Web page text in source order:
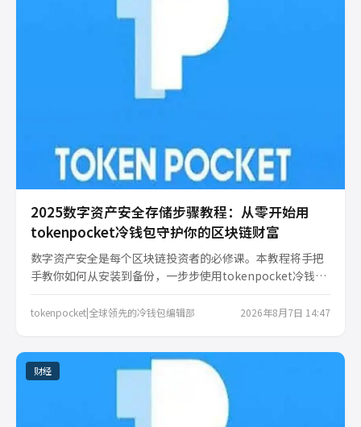
2025数字资产安全存储步骤教程：从零开始用
tokenpocket冷钱包守护你的区块链财富
数字资产安全是每个区块链投资者的必修课。本教程将手把
手教你如何从安装到备份，一步步使用tokenpocket冷钱
财富的终极保险。适合新手与进阶用户。
tokenpocket|全球领先的冷钱包编辑部 2026年8月7日 14:47
财经